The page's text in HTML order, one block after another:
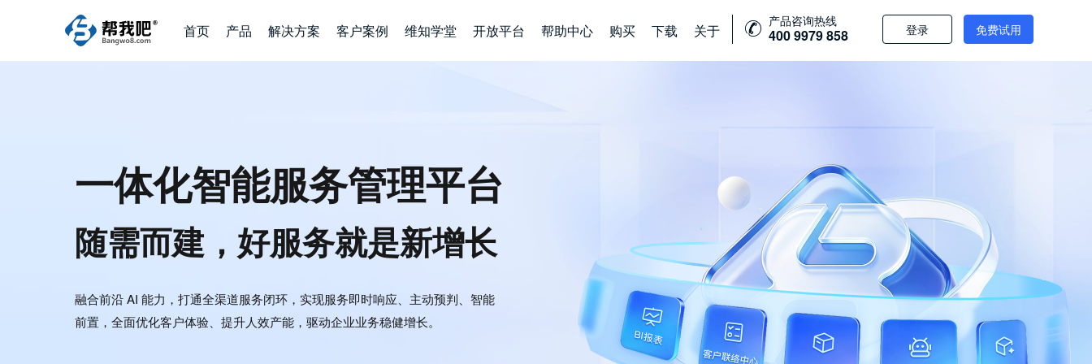
首页 产品 解决方案 客户案例 维知学堂 开放平台 帮助中心 购买 下载 关于
产品咨询热线
400 9979 858 登录 免费试用